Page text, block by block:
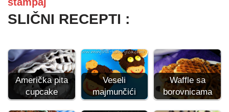
SLIČNI RECEPTI :
Američka pita
cupcake
Veseli
majmunčići
Waffle sa
borovnicama